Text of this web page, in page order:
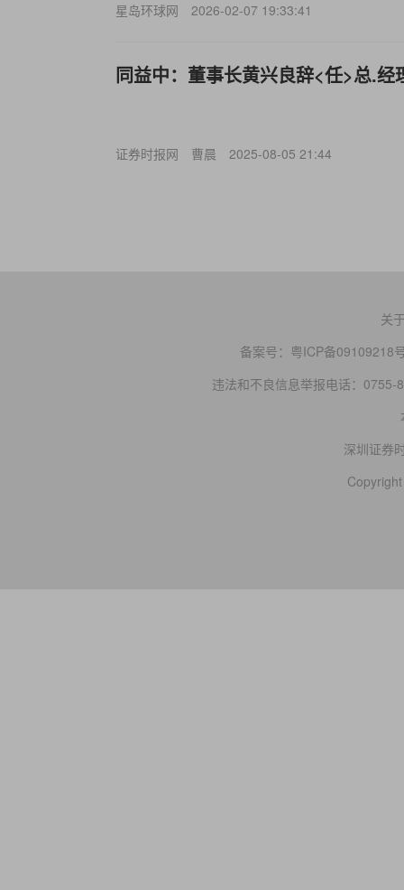
星岛环球网 2026-02-07 19:33:41
同益中：董事长黄兴良辞<任>总.经
证券时报网 曹晨 2025-08-05 21:44
关
备案号： 粤ICP备09109218
违法和不良信息举报电话：0755-
深圳证券